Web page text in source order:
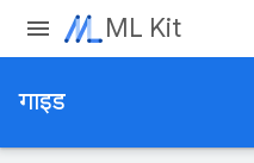
ML Kit
गाइड